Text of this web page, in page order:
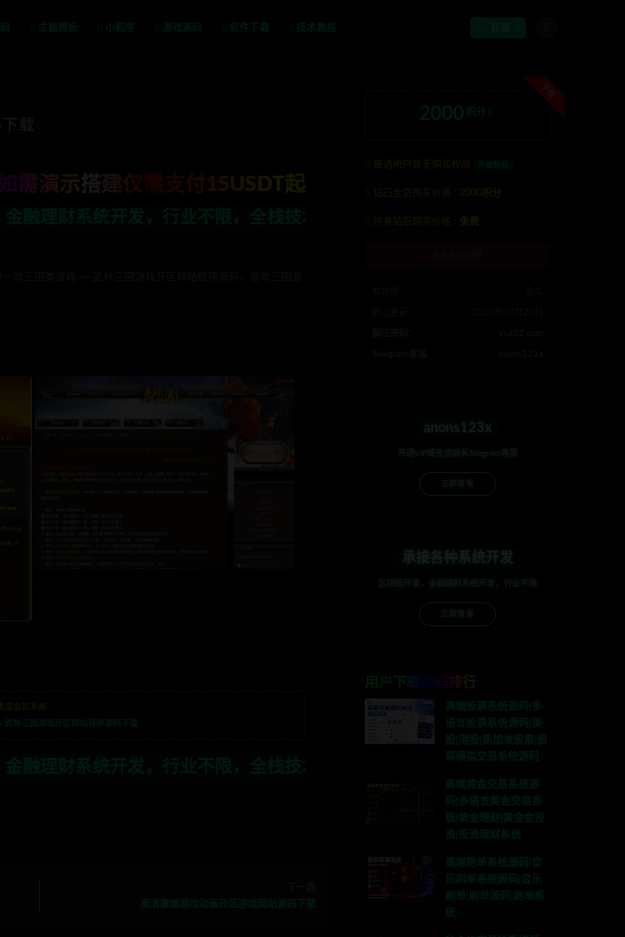
主题模板 小程序 游戏源码 软件下载 技术教程 登录
载
需演示搭建仅需支付15USDT起
，行业不限，全栈技术开发，定制，二开联系TG:anons123x
会员系统
武林三国游戏开区网站程序源码下载
下载
2000 积分
普通用户暂无购买权限
钻石会员购买价格 : 2000积分
终身钻石购买价格 : 免费
anons123x
开通VIP或充值联系Telegram客服
立即查看
承接各种系统开发
区块链开发，金融理财系统开发，行业不限
立即查看
用户下载源码排行
高端股票系统源码|多
语言股票系统源码|美
股|港股|新加坡股票|股
票模拟交易系统源码
高端黄金交易系统源
码|多语言黄金交易系
统|黄金理财|黄金金投
资|投资理财系统
高端刷单系统源码|音
乐刷单系统源码|音乐
刷单|刷单源码|刷单系
统